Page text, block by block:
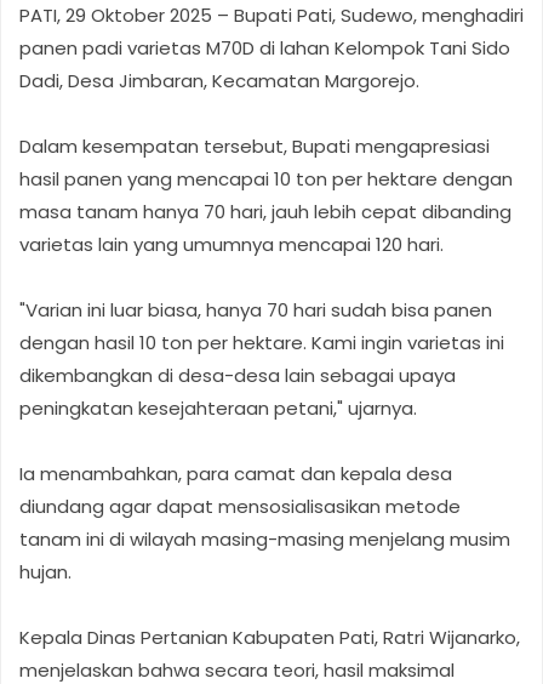
PATI, 29 Oktober 2025 – Bupati Pati, Sudewo, menghadiri
panen padi varietas M70D di lahan Kelompok Tani Sido
Dadi, Desa Jimbaran, Kecamatan Margorejo.
Dalam kesempatan tersebut, Bupati mengapresiasi
hasil panen yang mencapai 10 ton per hektare dengan
masa tanam hanya 70 hari, jauh lebih cepat dibanding
varietas lain yang umumnya mencapai 120 hari.
"Varian ini luar biasa, hanya 70 hari sudah bisa panen
dengan hasil 10 ton per hektare. Kami ingin varietas ini
dikembangkan di desa-desa lain sebagai upaya
peningkatan kesejahteraan petani," ujarnya.
Ia menambahkan, para camat dan kepala desa
diundang agar dapat mensosialisasikan metode
tanam ini di wilayah masing-masing menjelang musim
hujan.
Kepala Dinas Pertanian Kabupaten Pati, Ratri Wijanarko,
menjelaskan bahwa secara teori, hasil maksimal